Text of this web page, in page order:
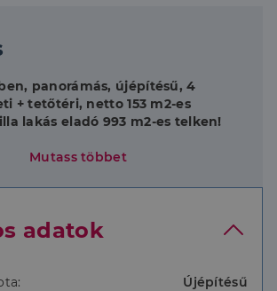
panorámás, újépítésű, 4
+ tetőtéri, netto 153 m2-es
lakás eladó 993 m2-es telken!
környezetben,
lakás két szintes:
étkező-konyha, hálószoba,
:tágas galéria, 2 hálószoba,
Mutass többet
adatok
Újépítésű